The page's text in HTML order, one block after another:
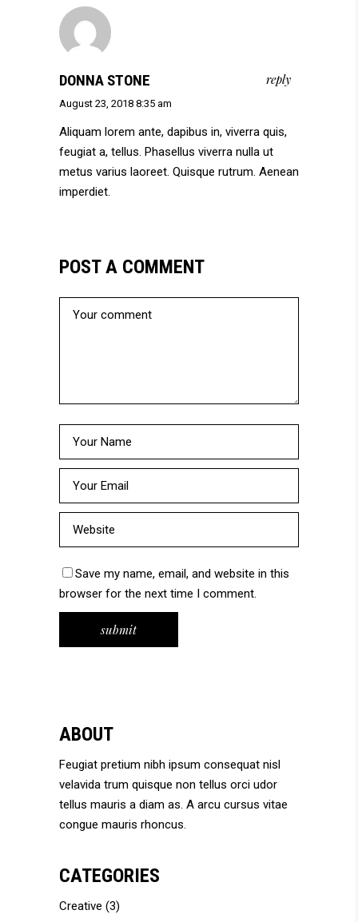
DONNA STONE reply
August 23, 2018 8:35 am
Aliquam lorem ante, dapibus in, viverra quis,
feugiat a, tellus. Phasellus viverra nulla ut
metus varius laoreet. Quisque rutrum. Aenean
imperdiet.
POST A COMMENT
Save my name, email, and website in this
browser for the next time I comment.
ABOUT
Feugiat pretium nibh ipsum consequat nisl
velavida trum quisque non tellus orci udor
tellus mauris a diam as. A arcu cursus vitae
congue mauris rhoncus.
CATEGORIES
Creative (3)